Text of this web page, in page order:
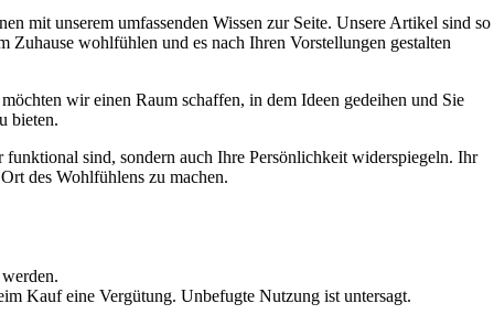
mit unserem umfassenden Wissen zur Seite. Unsere Artikel sind so
Zuhause wohlfühlen und es nach Ihren Vorstellungen gestalten
wir einen Raum schaffen, in dem Ideen gedeihen und Sie
bieten.
sind, sondern auch Ihre Persönlichkeit widerspiegeln. Ihr
des Wohlfühlens zu machen.
Kauf eine Vergütung. Unbefugte Nutzung ist untersagt.